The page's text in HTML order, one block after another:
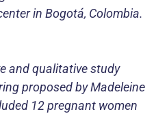
in Bogotá, Colombia.
and qualitative study
proposed by Madeleine
12 pregnant women